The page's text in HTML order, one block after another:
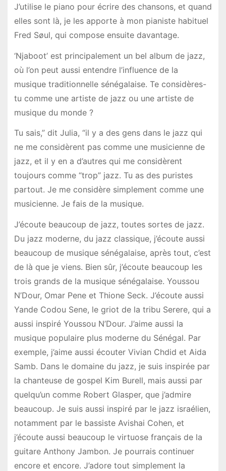
J’utilise le piano pour écrire des chansons, et quand
elles sont là, je les apporte à mon pianiste habituel
Fred Søul, qui compose ensuite davantage.
‘Njaboot’ est principalement un bel album de jazz,
où l’on peut aussi entendre l’influence de la
musique traditionnelle sénégalaise. Te considères-
tu comme une artiste de jazz ou une artiste de
musique du monde ?
Tu sais,” dit Julia, “il y a des gens dans le jazz qui
ne me considèrent pas comme une musicienne de
jazz, et il y en a d’autres qui me considèrent
toujours comme “trop” jazz. Tu as des puristes
partout. Je me considère simplement comme une
musicienne. Je fais de la musique.
J’écoute beaucoup de jazz, toutes sortes de jazz.
Du jazz moderne, du jazz classique, j’écoute aussi
beaucoup de musique sénégalaise, après tout, c’est
de là que je viens. Bien sûr, j’écoute beaucoup les
trois grands de la musique sénégalaise. Youssou
N’Dour, Omar Pene et Thione Seck. J’écoute aussi
Yande Codou Sene, le griot de la tribu Serere, qui a
aussi inspiré Youssou N’Dour. J’aime aussi la
musique populaire plus moderne du Sénégal. Par
exemple, j’aime aussi écouter Vivian Chdid et Aida
Samb. Dans le domaine du jazz, je suis inspirée par
la chanteuse de gospel Kim Burell, mais aussi par
quelqu’un comme Robert Glasper, que j’admire
beaucoup. Je suis aussi inspiré par le jazz israélien,
notamment par le bassiste Avishai Cohen, et
j’écoute aussi beaucoup le virtuose français de la
guitare Anthony Jambon. Je pourrais continuer
encore et encore. J’adore tout simplement la